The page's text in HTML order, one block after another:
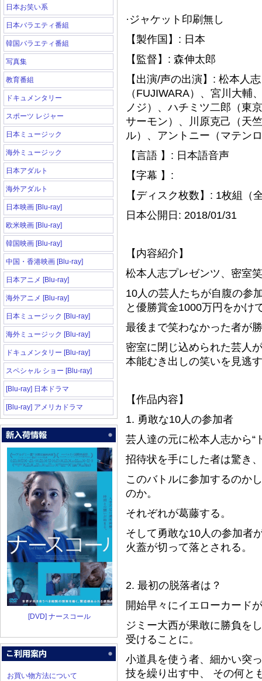
日本お笑い系
日本バラエティ番組
韓国バラエティ番組
写真集
教育番組
ドキュメンタリー
スポーツ レジャー
日本ミュージック
海外ミュージック
日本アダルト
海外アダルト
日本映画 [Blu-ray]
欧米映画 [Blu-ray]
韓国映画 [Blu-ray]
中国・香港映画 [Blu-ray]
日本アニメ [Blu-ray]
海外アニメ [Blu-ray]
日本ミュージック [Blu-ray]
海外ミュージック [Blu-ray]
ドキュメンタリー [Blu-ray]
スペシャル ショー [Blu-ray]
[Blu-ray] 日本ドラマ
[Blu-ray] アメリカドラマ
[DVD] ナースコール
お買い物方法について
·ジャケット印刷無し
【製作国】: 日本
【監督】: 森伸太郎
【出演/声の出演】: 松本人
（FUJIWARA）、宮川大輔
ノジ）、ハチミツ二郎（東
サーモン）、川原克己（天
ル）、アントニー（マテン
【言語 】: 日本語音声
【字幕 】:
【ディスク枚数】: 1枚組（
日本公開日: 2018/01/31
【内容紹介】
松本人志プレゼンツ、密室
10人の芸人たちが自腹の参
と優勝賞金1000万円をかけ
最後まで笑わなかった者が
密室に閉じ込められた芸人
本能むき出しの笑いを見逃
【作品内容】
1. 勇敢な10人の参加者
芸人達の元に松本人志から“
招待状を手にした者は驚き
このバトルに参加するのか
のか。
それぞれが葛藤する。
そして勇敢な10人の参加者
火蓋が切って落とされる。
2. 最初の脱落者は？
開始早々にイエローカード
ジミー大西が果敢に勝負を
受けることに。
小道具を使う者、細かい突
技を繰り出す中、 その何と